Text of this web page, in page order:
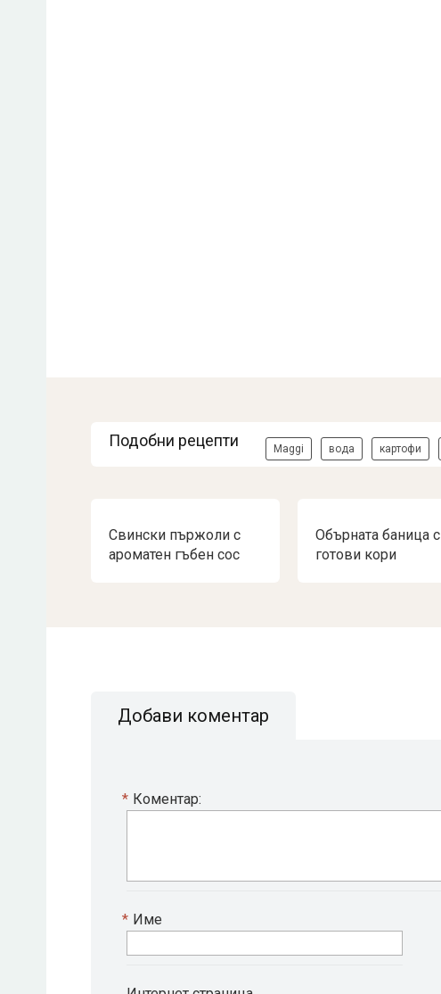
Подобни рецепти Maggi вода картофи
Свински пържоли с
ароматен гъбен сос
Обърната баница с
готови кори
Добави коментар
Коментар:
*
Име
*